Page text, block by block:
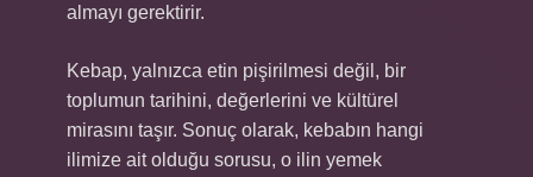
almayı gerektirir.
Kebap, yalnızca etin pişirilmesi değil, bir
toplumun tarihini, değerlerini ve kültürel
mirasını taşır. Sonuç olarak, kebabın hangi
ilimize ait olduğu sorusu, o ilin yemek